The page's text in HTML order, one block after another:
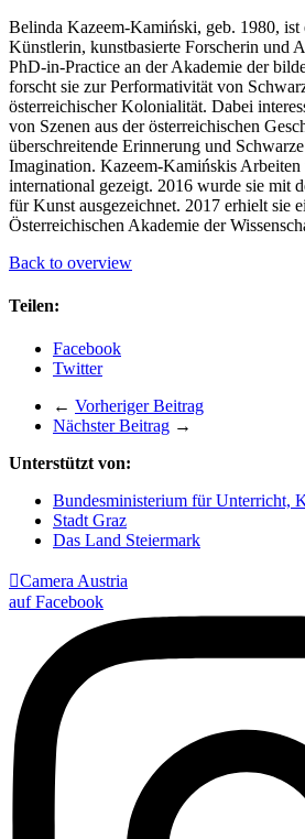
Belinda Kazeem-Kamiński, geb. 1980, ist
Künstlerin, kunstbasierte Forscherin und
PhD-in-Practice an der Akademie der
forscht sie zur Performativität von
österreichischer Kolonialität. Dabei
von Szenen aus der österreichischen
überschreitende Erinnerung und
Imagination. Kazeem-Kamińskis
international gezeigt. 2016 wurde sie mit
für Kunst ausgezeichnet. 2017 erhielt sie
Österreichischen Akademie der
Back to overview
Teilen:
Facebook
Twitter
← Vorheriger Beitrag
Nächster Beitrag →
Unterstützt von:
Bundesministerium für Unterricht,
Stadt Graz
Das Land Steiermark
Camera Austria
auf Facebook